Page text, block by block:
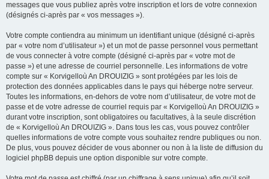
messages que vous publiez après votre inscription et lors de votre connexion
(désignés ci-après par « vos messages »).
Votre compte contiendra au minimum un identifiant unique (désigné ci-après
par « votre nom d’utilisateur ») et un mot de passe personnel vous permettant
de vous connecter à votre compte (désigné ci-après par « votre mot de
passe ») et une adresse de courriel personnelle. Les informations de votre
compte sur « Korvigelloù An DROUIZIG » sont protégées par les lois de
protection des données applicables dans le pays qui héberge notre serveur.
Toutes les informations, en-dehors de votre nom d’utilisateur, de votre mot de
passe et de votre adresse de courriel requis par « Korvigelloù An DROUIZIG »
durant votre inscription, sont obligatoires ou facultatives, à la seule discrétion
de « Korvigelloù An DROUIZIG ». Dans tous les cas, vous pouvez contrôler
quelles informations de votre compte vous souhaitez rendre publiques ou non.
De plus, vous pouvez décider de vous abonner ou non à la liste de diffusion du
logiciel phpBB depuis une option disponible sur votre compte.